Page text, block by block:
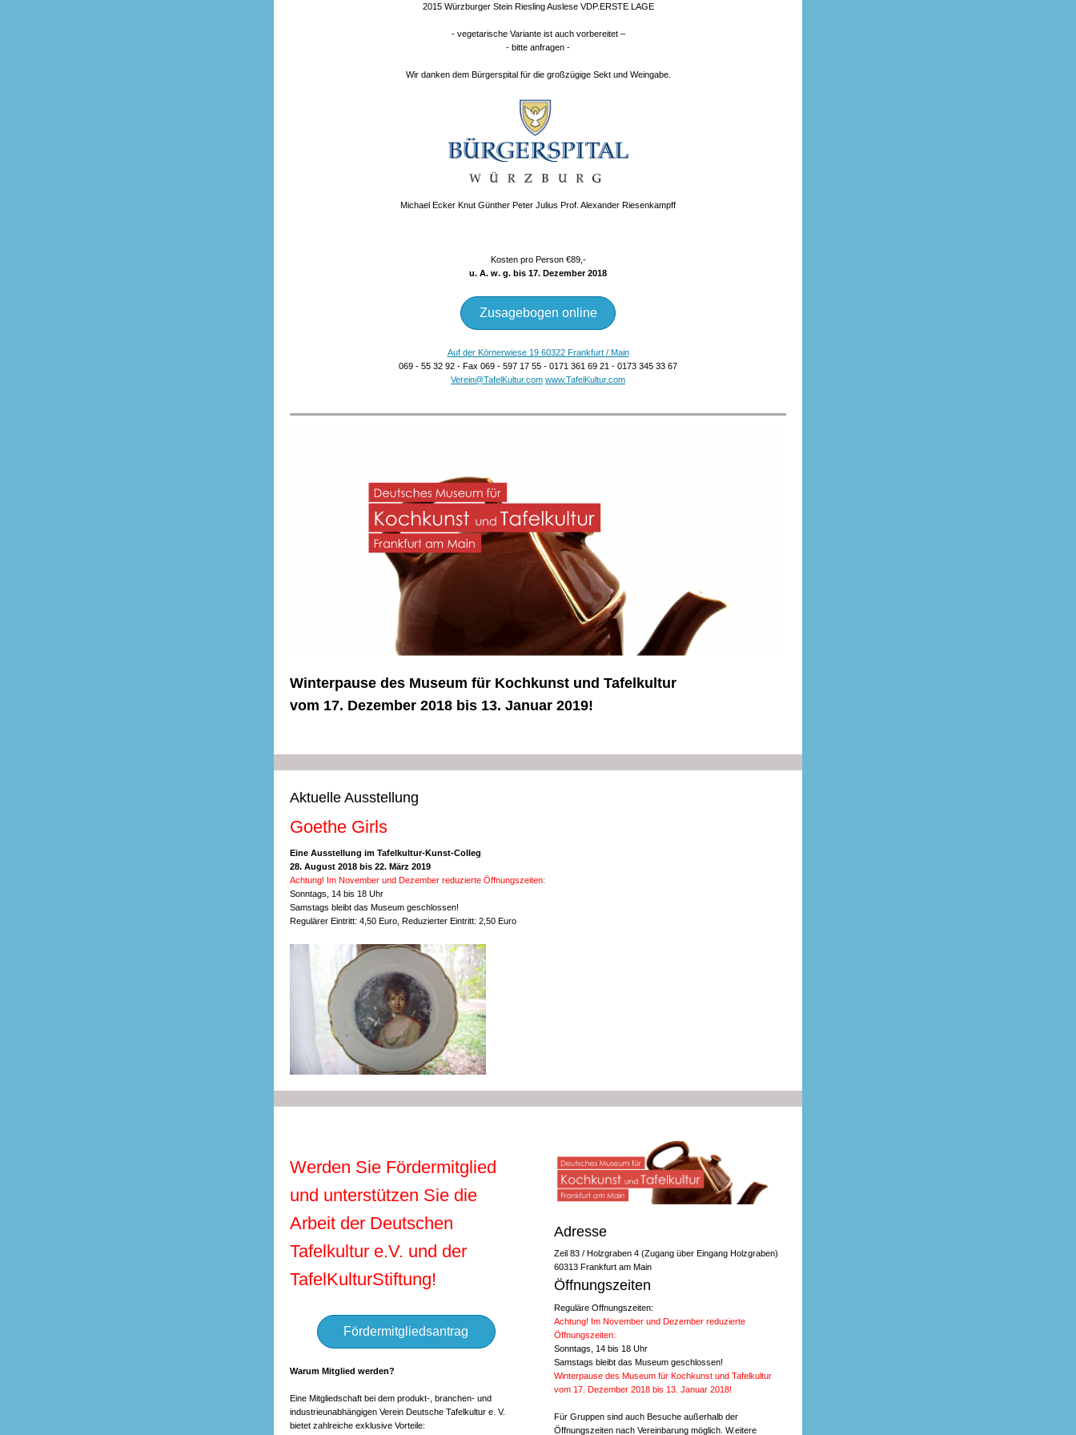
2015 Würzburger Stein Riesling Auslese VDP.ERSTE LAGE
- vegetarische Variante ist auch vorbereitet –
- bitte anfragen -
Wir danken dem Bürgerspital für die großzügige Sekt und Weingabe.
Michael Ecker Knut Günther Peter Julius Prof. Alexander Riesenkampff
Kosten pro Person €89, -
u. A. w. g. bis 17. Dezember 2018
Zusagebogen online
Auf der Körnerwiese 19 60322 Frankfurt / Main
069 - 55 32 92 - Fax 069 - 597 17 55 - 0171 361 69 21 - 0173 345 33 67
Verein@TafelKultur.com www.TafelKultur.com
Winterpause des Museum für Kochkunst und Tafelkultur
vom 17. Dezember 2018 bis 13. Januar 2019!
Aktuelle Ausstellung
Goethe Girls
Eine Ausstellung im Tafelkultur-Kunst-Colleg
28. August 2018 bis 22. März 2019
Achtung! Im November und Dezember reduzierte Öffnungszeiten:
Sonntags, 14 bis 18 Uhr
Samstags bleibt das Museum geschlossen!
Regulärer Eintritt: 4,50 Euro, Reduzierter Eintritt: 2,50 Euro
Werden Sie Fördermitglied
und unterstützen Sie die
Arbeit der Deutschen
Tafelkultur e.V. und der
TafelKulturStiftung!
Fördermitgliedsantrag
Warum Mitglied werden?
Eine Mitgliedschaft bei dem produkt-, branchen- und
industrieunabhängigen Verein Deutsche Tafelkultur e. V.
bietet zahlreiche exklusive Vorteile:
Adresse
Zeil 83 / Holzgraben 4 (Zugang über Eingang Holzgraben)
60313 Frankfurt am Main
Öffnungszeiten
Reguläre Offnungszeiten:
Achtung! Im November und Dezember reduzierte
Öffnungszeiten:
Sonntags, 14 bis 18 Uhr
Samstags bleibt das Museum geschlossen!
Winterpause des Museum für Kochkunst und Tafelkultur
vom 17. Dezember 2018 bis 13. Januar 2018!
Für Gruppen sind auch Besuche außerhalb der
Öffnungszeiten nach Vereinbarung möglich. W.eitere